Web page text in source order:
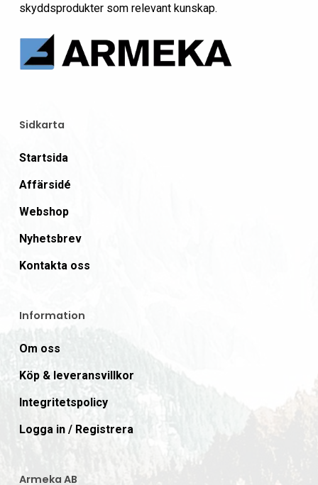
skyddsprodukter som relevant kunskap.
Sidkarta
Startsida
Affärsidé
Webshop
Nyhetsbrev
Kontakta oss
Information
Om oss
Köp & leveransvillkor
Integritetspolicy
Logga in / Registrera
Armeka AB